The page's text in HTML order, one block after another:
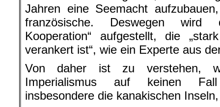
Jahren eine Seemacht
französische. Deswegen wird
Kooperation“ aufgestellt, die
verankert ist“, wie ein Experte aus
Von daher ist zu verstehen,
Imperialismus auf keinen Fall
insbesondere die kanakischen Inseln,